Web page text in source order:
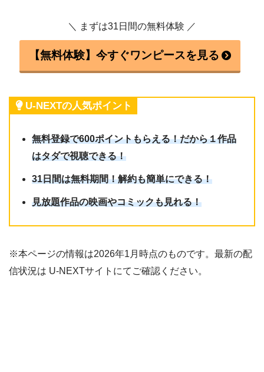
＼ まずは31日間の無料体験 ／
【無料体験】今すぐワンピースを見る
U-NEXTの人気ポイント
無料登録で600ポイントもらえる！だから１作品
はタダで視聴できる！
31日間は無料期間！解約も簡単にできる！
見放題作品の映画やコミックも見れる！
※本ページの情報は2026年1月時点のものです。最新の配
信状況は U-NEXTサイトにてご確認ください。